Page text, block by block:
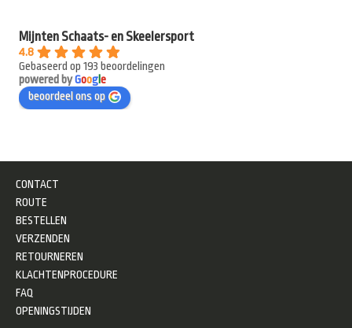
Mijnten Schaats- en Skeelersport
4.8
Gebaseerd op 193 beoordelingen
powered byGooge
beoordeel ons op
CONTACT
ROUTE
BESTELLEN
VERZENDEN
RETOURNEREN
KLACHTENPROCEDURE
FAQ
OPENINGSTIJDEN